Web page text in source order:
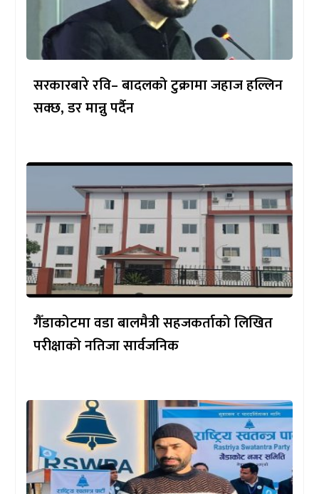
सरकारबारे रवि– बादलको टुक्रामा जहाज हल्लिन
सक्छ, डर मान्नु पर्दैन
गैँडाकोटमा वडा बालमैत्री सहजकर्ताको लिखित
परीक्षाको नतिजा सार्वजनिक